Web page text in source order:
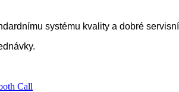
systému kvality a dobré